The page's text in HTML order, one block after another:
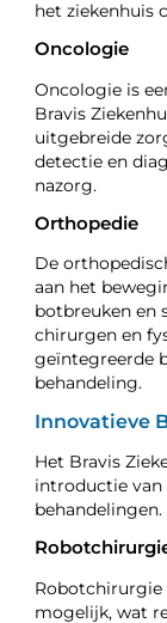
het ziekenhuis
Oncologie
Oncologie is
Bravis
uitgebreide
detectie en
nazorg.
Orthopedie
De
aan het
botbreuken en
chirurgen en
geïntegreerde
behandeling.
Innovatieve
Het Bravis
introductie van
Robotchirurgie
mogelijk, wat